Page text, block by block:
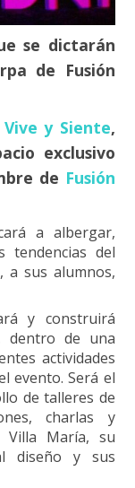
se dictarán
de Fusión
Vive y Siente,
exclusivo
de Fusión
a albergar,
tendencias del
a sus alumnos,
y construirá
dentro de una
actividades
evento. Será el
de talleres de
charlas y
María, su
diseño y sus